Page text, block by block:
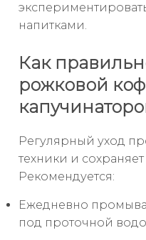
напитками.
Как
рожковой
Регулярный уход
техники и
Рекомендуется:
Ежедневно
под проточной